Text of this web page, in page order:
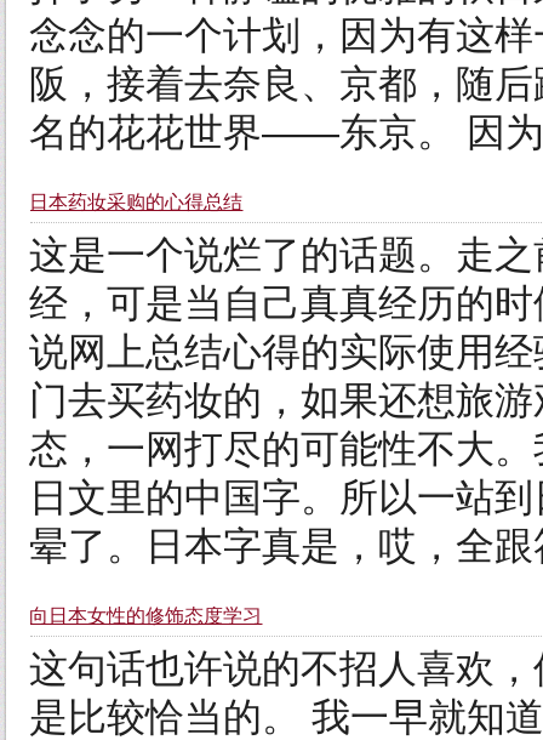
念念的一个计划，因为有这
阪，接着去奈良、京都，随
名的花花世界——东京。 因
日本药妆采购的心得总结
这是一个说烂了的话题。走
经，可是当自己真真经历的
说网上总结心得的实际使用
门去买药妆的，如果还想旅
态，一网打尽的可能性不大
日文里的中国字。所以一站
晕了。日本字真是，哎，全
向日本女性的修饰态度学习
这句话也许说的不招人喜欢
是比较恰当的。 我一早就知